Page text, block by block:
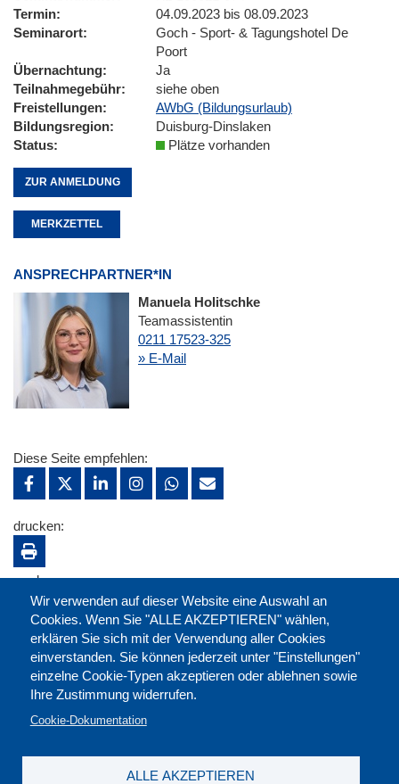
Termin
04.09.2023 bis 08.09.2023
Seminarort
Goch - Sport- & Tagungshotel De
Poort
Übernachtung
Ja
Teilnahmegebühr
siehe oben
Freistellungen
AWbG (Bildungsurlaub)
Bildungsregion
Duisburg-Dinslaken
Status
Plätze vorhanden
ZUR ANMELDUNG
MERKZETTEL
ANSPRECHPARTNER*IN
Manuela Holitschke
Teamassistentin
0211 17523-325
» E-Mail
Wir verwenden auf dieser Website eine Auswahl an
Cookies. Wenn Sie "ALLE AKZEPTIEREN" wählen,
erklären Sie sich mit der Verwendung aller Cookies
einverstanden. Sie können jederzeit unter "Einstellungen"
einzelne Cookie-Typen akzeptieren oder ablehnen sowie
Ihre Zustimmung widerrufen.
Cookie-Dokumentation
ALLE AKZEPTIEREN
Diese Seite empfehlen:
drucken:
merken: